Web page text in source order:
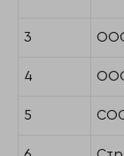
3
4
5